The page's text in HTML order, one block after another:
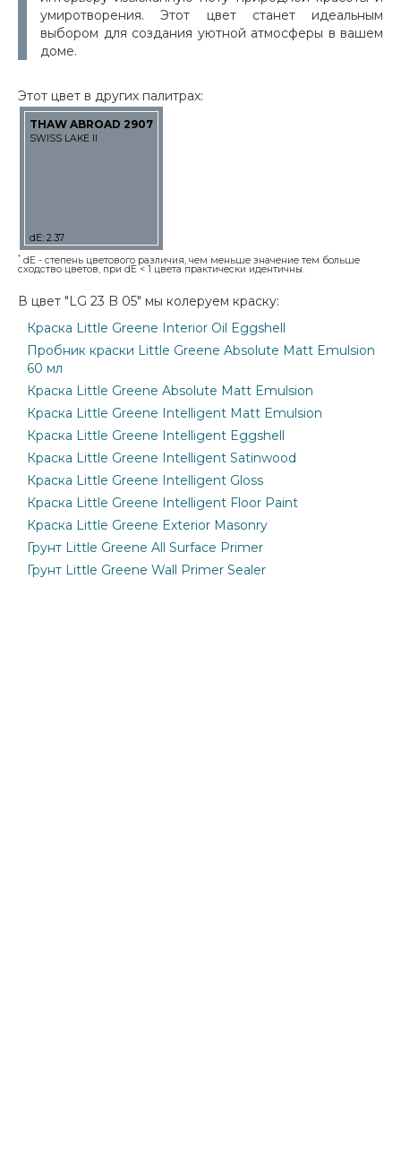
умиротворения. Этот цвет станет идеальным
выбором для создания уютной атмосферы в вашем
доме.
Этот цвет в других палитрах:
THAW ABROAD 2907
SWISS LAKE II
dE: 2.37
* dE - степень цветового различия, чем меньше значение тем больше
сходство цветов, при dE < 1 цвета практически идентичны.
В цвет "LG 23 B 05" мы колеруем краску:
Краска Little Greene Interior Oil Eggshell
Пробник краски Little Greene Absolute Matt Emulsion
60 мл
Краска Little Greene Absolute Matt Emulsion
Краска Little Greene Intelligent Matt Emulsion
Краска Little Greene Intelligent Eggshell
Краска Little Greene Intelligent Satinwood
Краска Little Greene Intelligent Gloss
Краска Little Greene Intelligent Floor Paint
Краска Little Greene Exterior Masonry
Грунт Little Greene All Surface Primer
Грунт Little Greene Wall Primer Sealer